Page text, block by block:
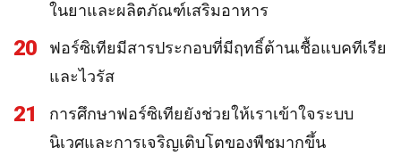
ในยาและผลิตภัณฑ์เสริมอาหาร
20
ฟอร์ซิเทียมีสารประกอบที่มีฤทธิ์ต้านเชื้อแบคทีเรีย
และไวรัส
21
การศึกษาฟอร์ซิเทียยังช่วยให้เราเข้าใจระบบ
นิเวศและการเจริญเติบโตของพืชมากขึ้น